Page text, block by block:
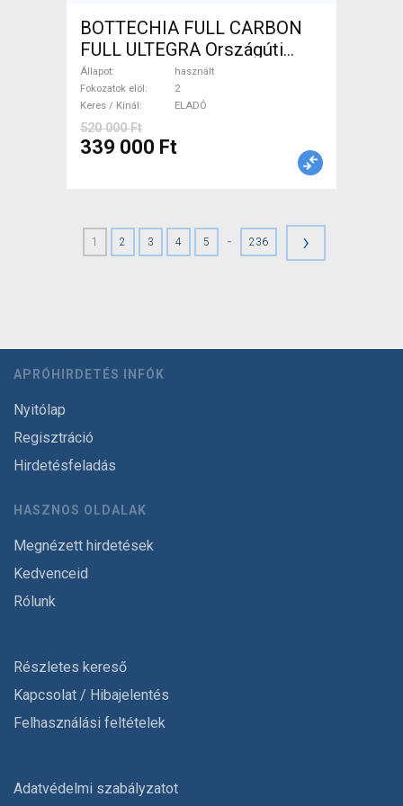
BOTTECHIA FULL CARBON
FULL ULTEGRA Országúti
használt ELADÓ
Állapot
használt
Fokozatok elöl
2
Keres / Kínál
ELADÓ
520 000 Ft
339 000 Ft
1 2 3 4 5 - 236 ›
APRÓHIRDETÉS INFÓK
Nyitólap
Regisztráció
Hirdetésfeladás
HASZNOS OLDALAK
Megnézett hirdetések
Kedvenceid
Rólunk
Részletes kereső
Kapcsolat / Hibajelentés
Felhasználási feltételek
Adatvédelmi szabályzatot